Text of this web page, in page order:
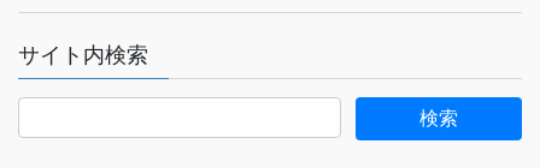
サイト内検索